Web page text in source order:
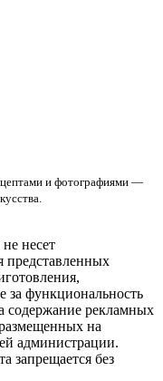
и фотографиями —
несет
представленных
за функциональность
содержание рекламных
на
администрации.
запрещается без